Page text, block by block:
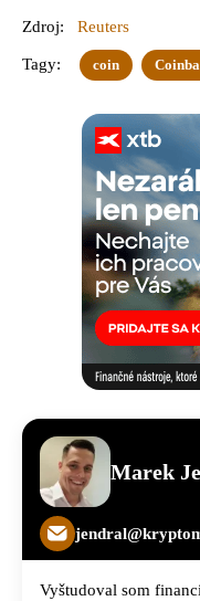
Zdroj: Reuters
Tagy: coin
Marek
Vyštudoval som